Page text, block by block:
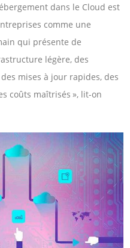
dans le Cloud est
comme une
qui présente de
légère, des
mises à jour rapides, des
coûts maîtrisés », lit-on